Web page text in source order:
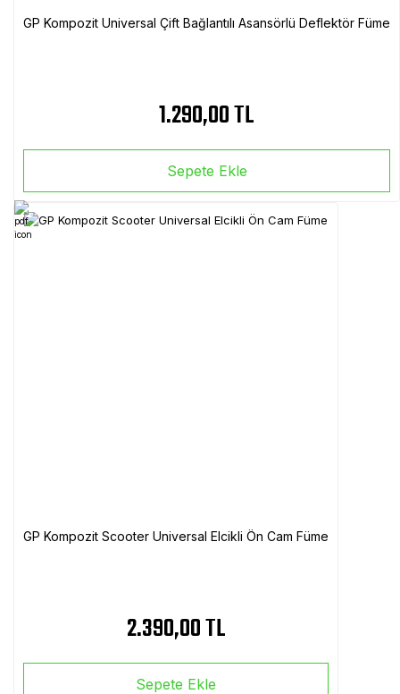
GP Kompozit Universal Çift Bağlantılı Asansörlü Deflektör Füme
1.290,00 TL
Sepete Ekle
GP Kompozit Scooter Universal Elcikli Ön Cam Füme
2.390,00 TL
Sepete Ekle